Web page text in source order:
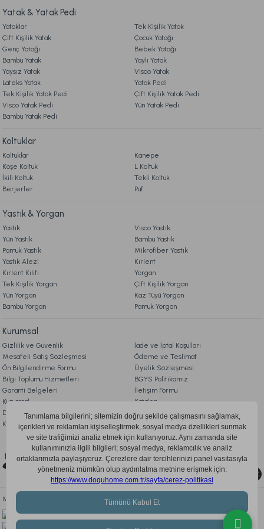
9. YATAK & KOLTUK SİPARİŞ VE İADE İŞLEMLERİ
Ücretsiz Kargo
Marietta Füme Cam Kapaklı Dekoratif Standart
2.899,00 TL
2.699,00 TL
Marietta Kitap Kutu 2'li Standart
999,00 TL
Marietta Cam Düğüm Obje Standart
2.699,00 TL
Ücretsiz Kargo
Marietta Turuncu 2'li Cam Vazo Standart
2.199,00 TL
Ücretsiz Kargo
Marietta Traverten Gold 2'li Şamdan Standart
2.999,00 TL
Yatak & Yatak Pedi
Yataklar
Tek Kişilik Yatak
Çift Kişilik Yatak
Çocuk Yatağı
Genç Yatağı
Bebek Yatağı
Bambu Yatak
Yaylı Yatak
Yaysız Yatak
Visco Yatak
Lateks Yatak
Yatak Pedi
Tek Kişilik Yatak Pedi
Çift Kişilik Yatak Pedi
Visco Yatak Pedi
Yün Yatak Pedi
Bambu Yatak Pedi
Koltuklar
Koltuklar
Kanepe
Köşe Koltuk
L Koltuk
İkili Koltuk
Tekli Koltuk
Berjerler
Puf
Yastık & Yorgan
Yastık
Visco Yastık
Yün Yastık
Bambu Yastık
Pamuk Yastık
Mikrofiber Yastık
Yastık Alezi
Kırlent
Kırlent Kılıfı
Yorgan
Tek Kişilik Yorgan
Çift Kişilik Yorgan
Yün Yorgan
Kaz Tüyü Yorgan
Bambu Yorgan
Pamuk Yorgan
Kurumsal
Gizlilik ve Güvenlik
İade ve İptal Koşulları
Mesafeli Satış Sözleşmesi
Ödeme ve Teslimat
Ön Bilgilendirme Formu
Üyelik Sözleşmesi
Bilgi Toplumu Hizmetleri
BGYS Politikamız
Garanti Belgeleri
İletişim Formu
Kurumsal
Katalog
Doqu Blog
Çerez Politikası
KVKK Aydınlatma Metni
Bizi Takip Edin
0850 205 03 35
Mobil Uygulamayı İndir, Fırsatları Kaçırma!